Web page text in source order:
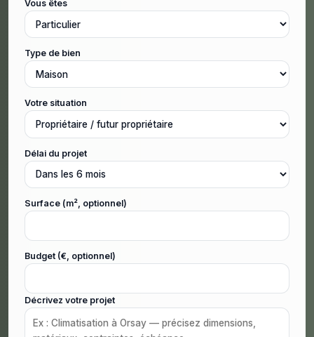
Vous êtes
Type de bien
Votre situation
Délai du projet
Surface (m², optionnel)
Budget (€, optionnel)
Décrivez votre projet